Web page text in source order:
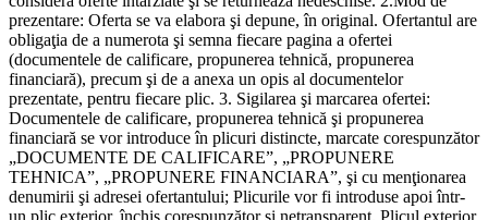
prezentare: Oferta se va elabora şi depune, în original. Ofertantul are
obligaţia de a numerota şi semna fiecare pagina a ofertei
(documentele de calificare, propunerea tehnică, propunerea
financiară), precum şi de a anexa un opis al documentelor
prezentate, pentru fiecare plic. 3. Sigilarea şi marcarea ofertei:
Documentele de calificare, propunerea tehnică şi propunerea
financiară se vor introduce în plicuri distincte, marcate corespunzător
„DOCUMENTE DE CALIFICARE”, „PROPUNERE
TEHNICA”, „PROPUNERE FINANCIARA”, şi cu menţionarea
denumirii şi adresei ofertantului; Plicurile vor fi introduse apoi într-
un plic exterior, închis corespunzător şi netransparent. Plicul exterior